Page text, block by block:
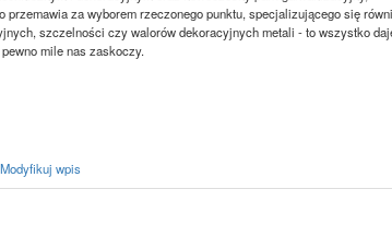
za wyborem rzeczonego punktu, specjalizującego się
szczelności czy walorów dekoracyjnych metali - to wszystko
mile nas zaskoczy.
Modyfikuj wpis